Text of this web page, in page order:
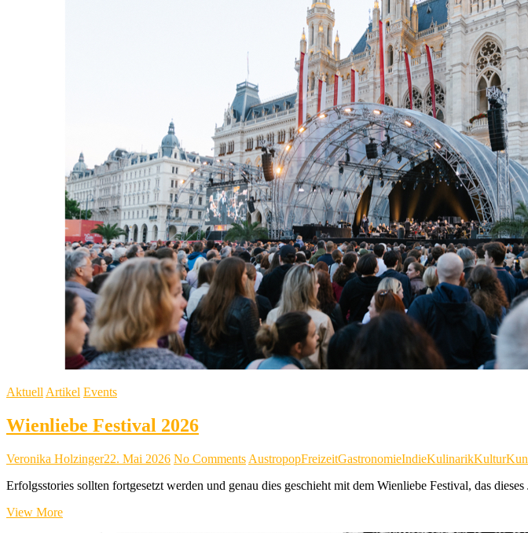
Aktuell Artikel Events
Wienliebe Festival 2026
Veronika Holzinger22. Mai 2026 No Comments AustropopFreizeitGastronomieIndieKulinarikKultur
Erfolgsstories sollten fortgesetzt werden und genau dies geschieht mit dem Wienliebe Festival, das
View MoreWienliebe